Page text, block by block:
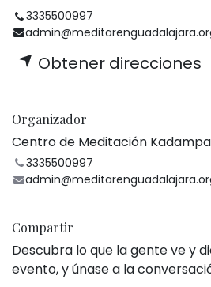
3335500997
Obtener direcciones
Organizador
Centro de Meditación
3335500997
Compartir
Descubra lo que la gente ve y
evento, y únase a la